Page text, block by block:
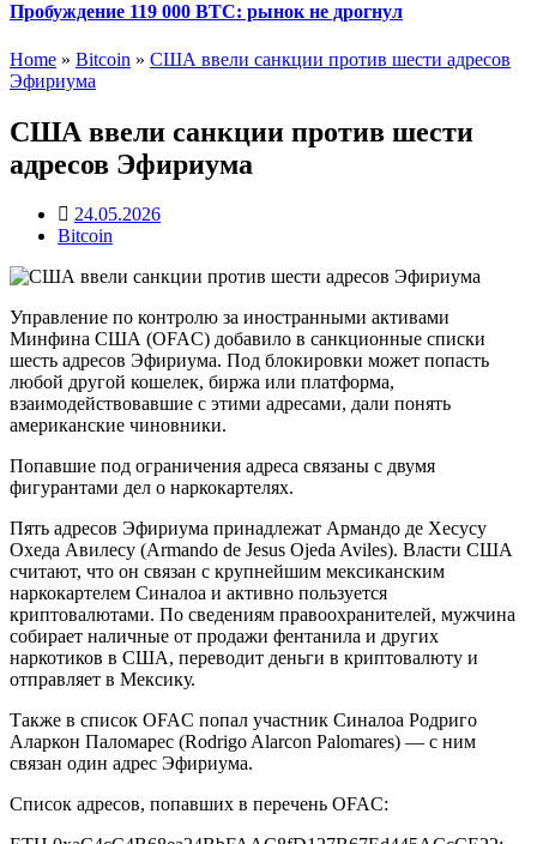
Пробуждение 119 000 BTC: рынок не дрогнул
Home » Bitcoin » США ввели санкции против шести адресов
Эфириума
США ввели санкции против шести
адресов Эфириума
24.05.2026
Bitcoin
Управление по контролю за иностранными активами
Минфина США (OFAC) добавило в санкционные списки
шесть адресов Эфириума. Под блокировки может попасть
любой другой кошелек, биржа или платформа,
взаимодействовавшие с этими адресами, дали понять
американские чиновники.
Попавшие под ограничения адреса связаны с двумя
фигурантами дел о наркокартелях.
Пять адресов Эфириума принадлежат Армандо де Хесусу
Охеда Авилесу (Armando de Jesus Ojeda Aviles). Власти США
считают, что он связан с крупнейшим мексиканским
наркокартелем Синалоа и активно пользуется
криптовалютами. По сведениям правоохранителей, мужчина
собирает наличные от продажи фентанила и других
наркотиков в США, переводит деньги в криптовалюту и
отправляет в Мексику.
Также в список OFAC попал участник Синалоа Родриго
Аларкон Паломарес (Rodrigo Alarcon Palomares) — с ним
связан один адрес Эфириума.
Список адресов, попавших в перечень OFAC: